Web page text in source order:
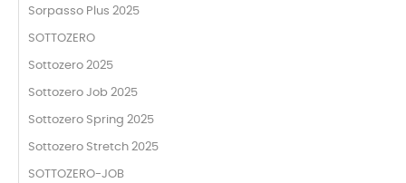
Sorpasso Plus 2025
SOTTOZERO
Sottozero 2025
Sottozero Job 2025
Sottozero Spring 2025
Sottozero Stretch 2025
SOTTOZERO-JOB